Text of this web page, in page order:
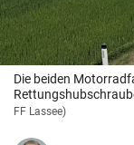
© Krone
Muthgasse 2,
Die beiden
FF Lassee)